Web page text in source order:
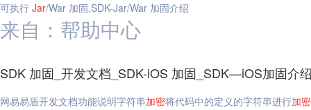
可执行 Jar/War 加固,SDK-Jar/War 加固介绍
来自：帮助中心
SDK 加固_开发文档_SDK-iOS 加固_SDK—iOS加固介
网易易盾开发文档功能说明字符串加密将代码中的定义的字符串进行加密